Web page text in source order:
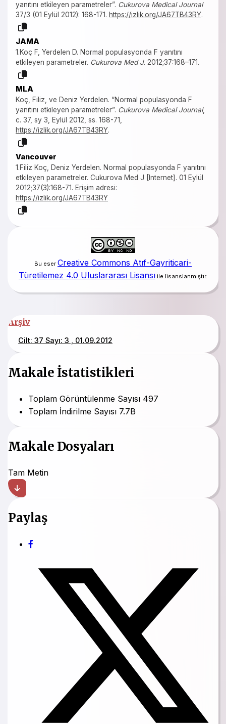
yanıtını etkileyen parametreler”. Cukurova Medical Journal
37/3 (01 Eylül 2012): 168-171. https://izlik.org/JA67TB43RY.
JAMA
1.Koç F, Yerdelen D. Normal populasyonda F yanıtını
etkileyen parametreler. Cukurova Med J. 2012;37:168–171.
MLA
Koç, Filiz, ve Deniz Yerdelen. “Normal populasyonda F
yanıtını etkileyen parametreler”. Cukurova Medical Journal,
c. 37, sy 3, Eylül 2012, ss. 168-71,
https://izlik.org/JA67TB43RY.
Vancouver
1.Filiz Koç, Deniz Yerdelen. Normal populasyonda F yanıtını
etkileyen parametreler. Cukurova Med J [Internet]. 01 Eylül
2012;37(3):168-71. Erişim adresi:
https://izlik.org/JA67TB43RY
Bu eserCreative Commons Atıf-Gayriticari-
Türetilemez 4.0 Uluslararası Lisansı ile lisanslanmıştır.
Arşiv
Cilt: 37 Sayı: 3 , 01.09.2012
Makale İstatistikleri
Toplam Görüntülenme Sayısı 497
Toplam İndirilme Sayısı 7.7B
Makale Dosyaları
Tam Metin
Paylaş